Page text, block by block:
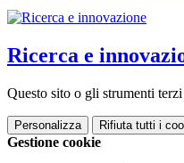
Ricerca e
Questo sito o gli strumenti
Personalizza Rifiuta tutti i
Gestione cookie